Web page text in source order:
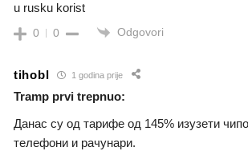
u rusku korist
0 0 Odgovori
tihobl 1 godina prije
Tramp prvi trepnuo:
Данас су од тарифе од 145% изузети
телефони и рачунари.